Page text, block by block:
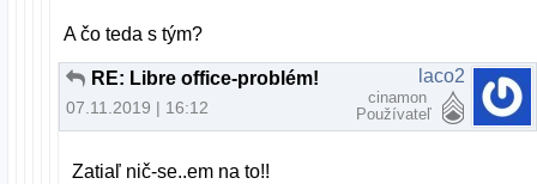
A čo teda s tým?
RE: Libre office-problém!
07.11.2019 | 16:12
laco2
cinamon
Používateľ
Zatiaľ nič-se..em na to!!